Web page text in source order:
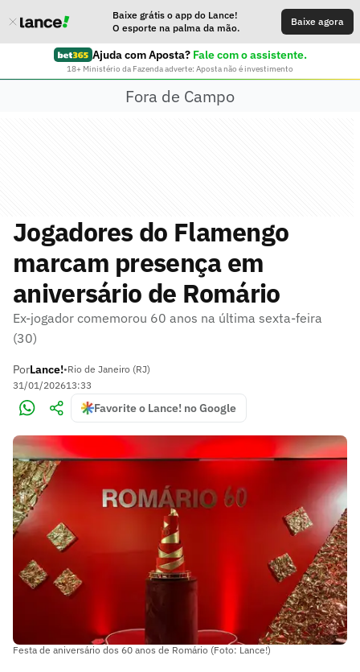
Baixe grátis o app do Lance!
O esporte na palma da mão.
Baixe agora
Ajuda com Aposta? Fale com o assistente.
18+ Ministério da Fazenda adverte: Aposta não é investimento
Fora de Campo
Jogadores do Flamengo
marcam presença em
aniversário de Romário
Ex-jogador comemorou 60 anos na última sexta-feira
(30)
PorLance!•Rio de Janeiro (RJ)
31/01/202613:33
Favorite o Lance! no Google
Festa de aniversário dos 60 anos de Romário (Foto: Lance!)